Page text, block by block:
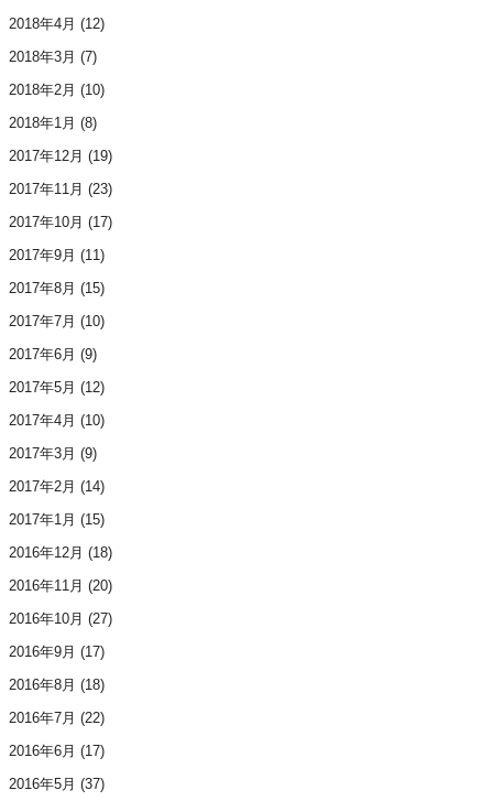
2018年4月 (12)
2018年3月 (7)
2018年2月 (10)
2018年1月 (8)
2017年12月 (19)
2017年11月 (23)
2017年10月 (17)
2017年9月 (11)
2017年8月 (15)
2017年7月 (10)
2017年6月 (9)
2017年5月 (12)
2017年4月 (10)
2017年3月 (9)
2017年2月 (14)
2017年1月 (15)
2016年12月 (18)
2016年11月 (20)
2016年10月 (27)
2016年9月 (17)
2016年8月 (18)
2016年7月 (22)
2016年6月 (17)
2016年5月 (37)